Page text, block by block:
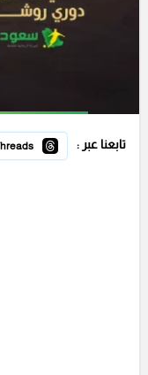
تابعنا عبر :